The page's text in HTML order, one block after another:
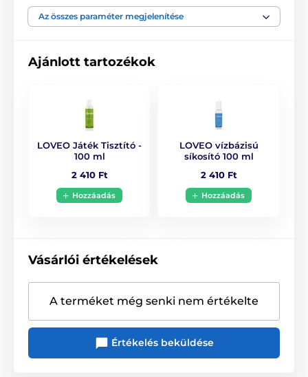
Anyagi tulajdonság Puha tapintású
Az összes paraméter megjelenítése
Ajánlott tartozékok
LOVEO Játék Tisztító -
100 ml
2 410 Ft
Hozzáadás
LOVEO vízbázisú
síkosító 100 ml
2 410 Ft
Hozzáadás
Vásárlói értékelések
A terméket még senki nem értékelte
Értékelés beküldése